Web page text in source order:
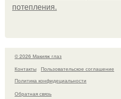
потепления.
© 2026 Макияж глаз
Контакты
Пользовательское соглашение
Политика конфидециальности
Обратная связь